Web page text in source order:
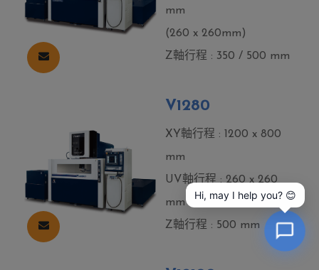
mm
(260 x 260mm)
Z軸行程 : 350 / 500 mm
V1280
XY軸行程 : 1200 x 800
mm
UV軸行程 : 260 x 260
mm
Z軸行程 : 500 mm
Hi, may I help you? 😊